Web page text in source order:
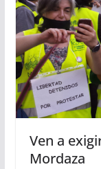
Ven a
Mordaza